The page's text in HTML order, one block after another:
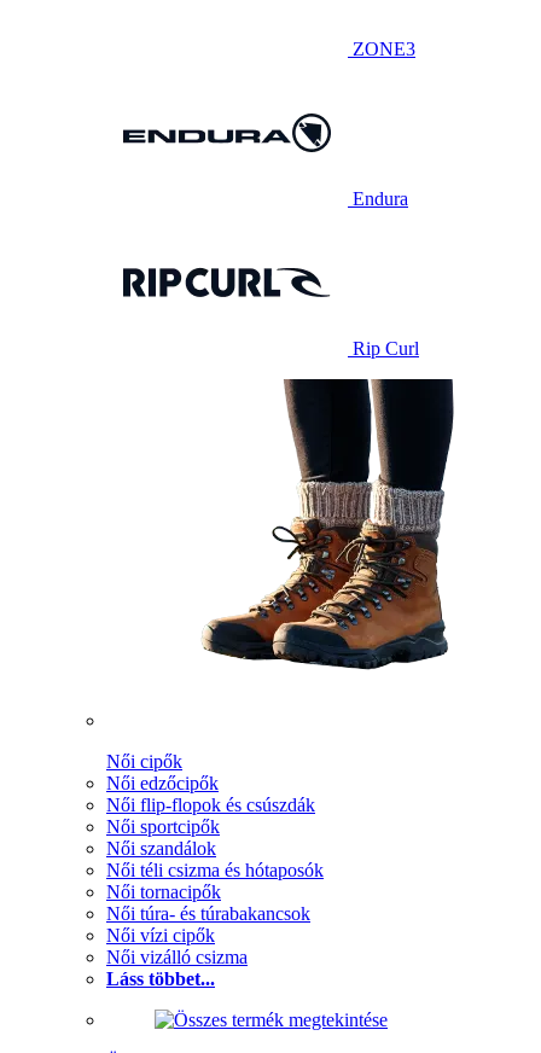
ZONE3
Endura
Rip Curl
Női cipők
Női edzőcipők
Női flip-flopok és csúszdák
Női sportcipők
Női szandálok
Női téli csizma és hótaposók
Női tornacipők
Női túra- és túrabakancsok
Női vízi cipők
Női vizálló csizma
Láss többet...